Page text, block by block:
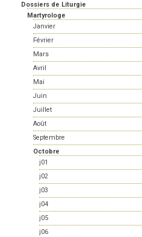
Dossiers de Liturgie
Martyrologe
Janvier
Février
Mars
Avril
Mai
Juin
Juillet
Août
Septembre
Octobre
j01
j02
j03
j04
j05
j06